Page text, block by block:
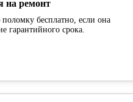
на ремонт
бесплатно, если она
гарантийного срока.